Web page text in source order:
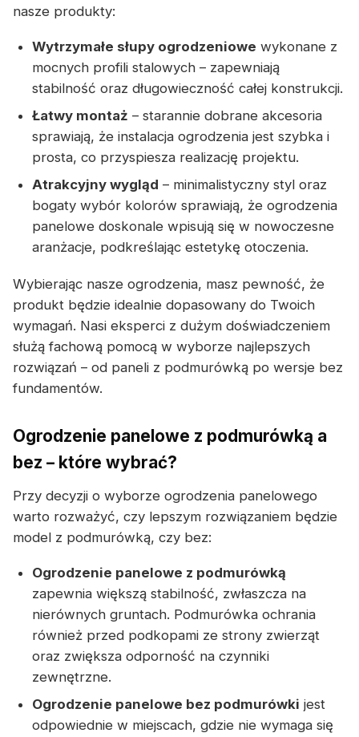
nasze produkty:
Wytrzymałe słupy ogrodzeniowe wykonane z
mocnych profili stalowych – zapewniają
stabilność oraz długowieczność całej konstrukcji.
Łatwy montaż – starannie dobrane akcesoria
sprawiają, że instalacja ogrodzenia jest szybka i
prosta, co przyspiesza realizację projektu.
Atrakcyjny wygląd – minimalistyczny styl oraz
bogaty wybór kolorów sprawiają, że ogrodzenia
panelowe doskonale wpisują się w nowoczesne
aranżacje, podkreślając estetykę otoczenia.
Wybierając nasze ogrodzenia, masz pewność, że
produkt będzie idealnie dopasowany do Twoich
wymagań. Nasi eksperci z dużym doświadczeniem
służą fachową pomocą w wyborze najlepszych
rozwiązań – od paneli z podmurówką po wersje bez
fundamentów.
Ogrodzenie panelowe z podmurówką a
bez – które wybrać?
Przy decyzji o wyborze ogrodzenia panelowego
warto rozważyć, czy lepszym rozwiązaniem będzie
model z podmurówką, czy bez:
Ogrodzenie panelowe z podmurówką
zapewnia większą stabilność, zwłaszcza na
nierównych gruntach. Podmurówka ochrania
również przed podkopami ze strony zwierząt
oraz zwiększa odporność na czynniki
zewnętrzne.
Ogrodzenie panelowe bez podmurówki jest
odpowiednie w miejscach, gdzie nie wymaga się